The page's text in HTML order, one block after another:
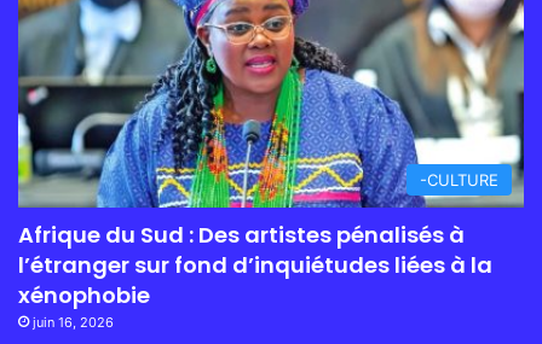
-CULTURE
Afrique du Sud : Des artistes pénalisés à
l’étranger sur fond d’inquiétudes liées à la
xénophobie
juin 16, 2026